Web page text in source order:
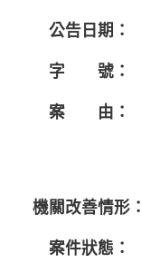
公告日期：
字 號：
案 由：
機關改善情形：
案件狀態：